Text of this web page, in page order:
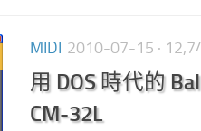
MIDI 2010-07-15 ·
用 DOS 時代的
CM-32L